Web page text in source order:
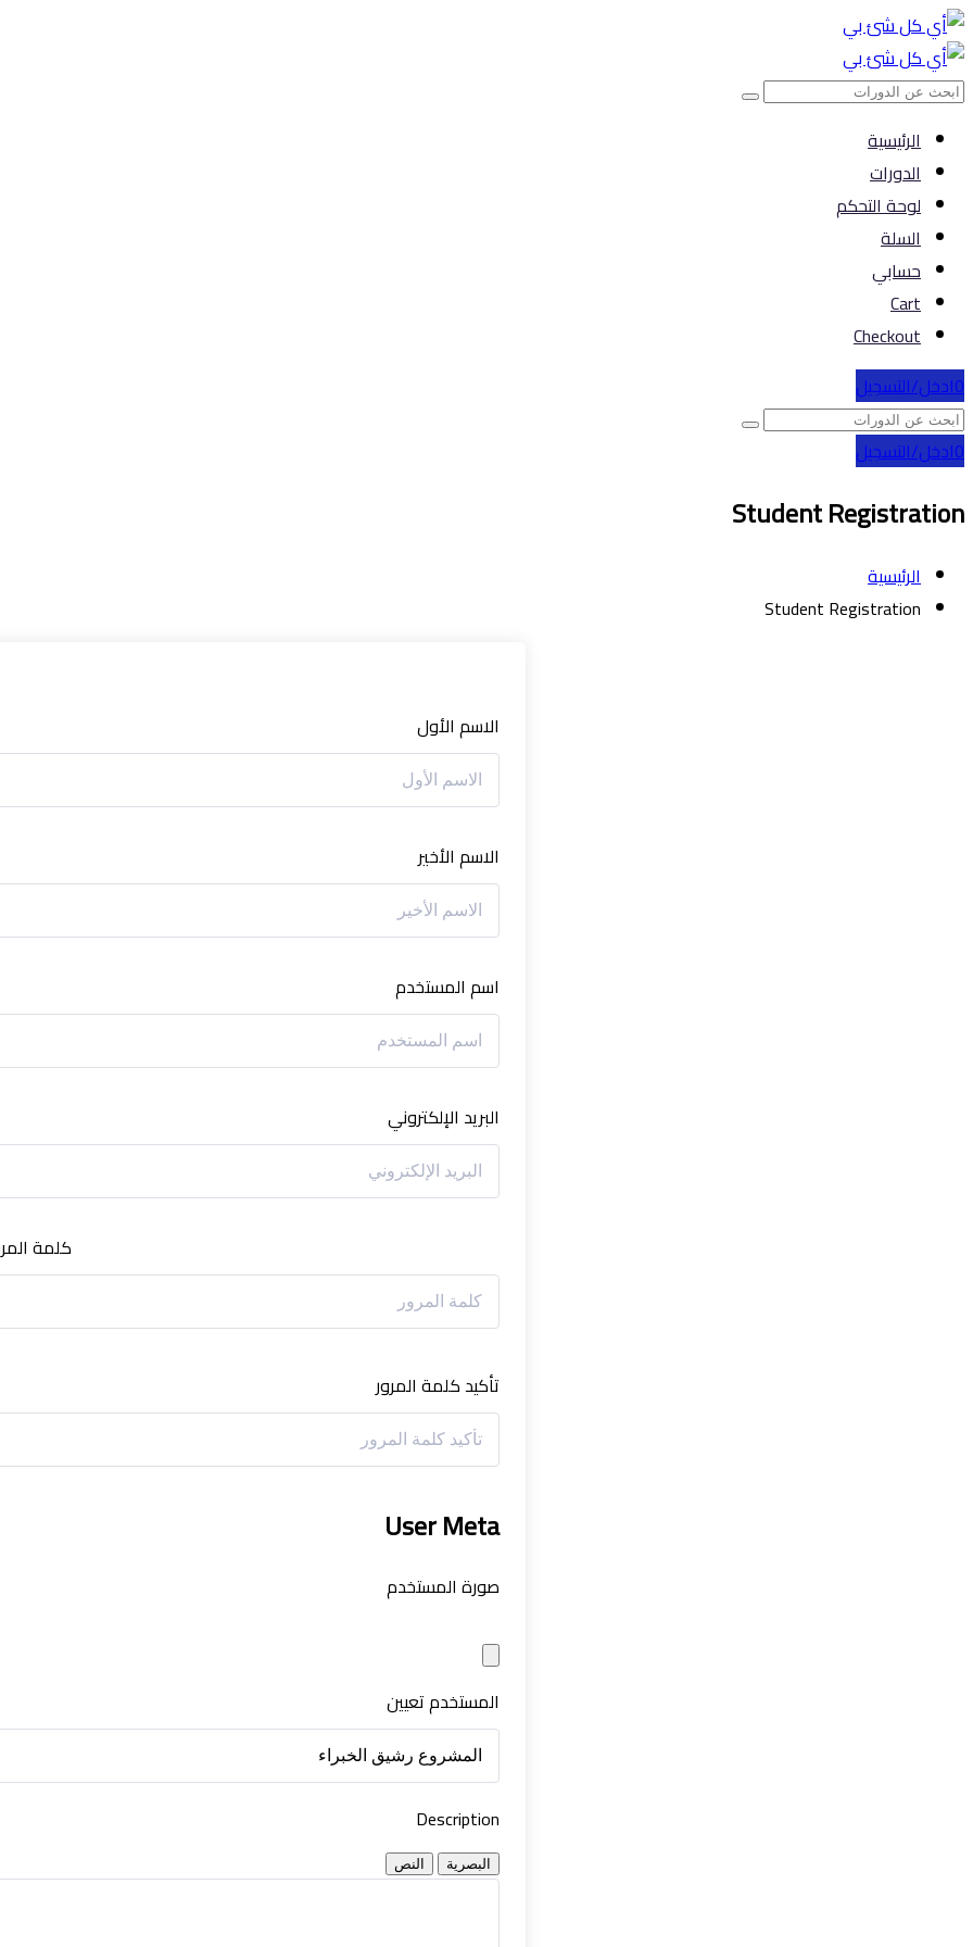
الرئيسية
الدورات
لوحة التحكم
السلة
حسابي
Cart
Checkout
0ادخل/التسجيل
0ادخل/التسجيل
Student Registration
الرئيسية
Student Registration
الاسم الأول
الاسم الأخير
اسم المستخدم
البريد الإلكتروني
كلمة
تأكيد كلمة المرور
User Meta
صورة المستخدم
المستخدم تعيين
Description
البصرية النص